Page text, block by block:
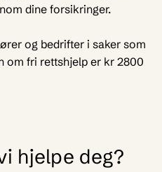
dine forsikringer.
og bedrifter i saker som
om fri rettshjelp er kr 2800
hjelpe deg?